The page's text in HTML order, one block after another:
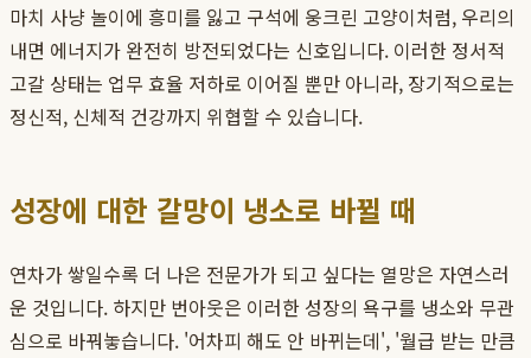
마치 사냥 놀이에 흥미를 잃고 구석에 웅크린 고양이처럼, 우리의
내면 에너지가 완전히 방전되었다는 신호입니다. 이러한 정서적
고갈 상태는 업무 효율 저하로 이어질 뿐만 아니라, 장기적으로는
정신적, 신체적 건강까지 위협할 수 있습니다.
성장에 대한 갈망이 냉소로 바뀔 때
연차가 쌓일수록 더 나은 전문가가 되고 싶다는 열망은 자연스러
운 것입니다. 하지만 번아웃은 이러한 성장의 욕구를 냉소와 무관
심으로 바꿔놓습니다. '어차피 해도 안 바뀌는데', '월급 받는 만큼